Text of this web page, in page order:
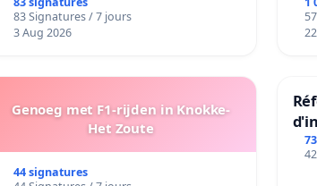
bediening van de wijken
Strombeek en Het Voor
83 Signatures / 7 jours
3 Aug 2026
Genoeg met F1-rijden in Knokke-
Het Zoute
44 signatures